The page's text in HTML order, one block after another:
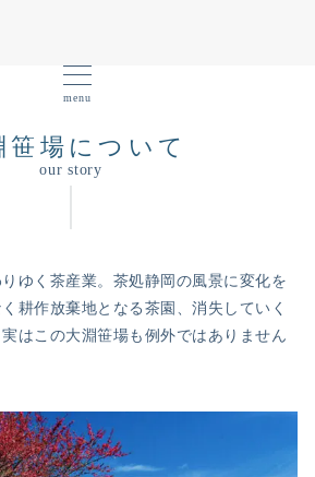
menu
笹場について
our story
ゆく茶産業。茶処静岡の風景に変化を
耕作放棄地となる茶園、消失していく
はこの大淵笹場も例外ではありません